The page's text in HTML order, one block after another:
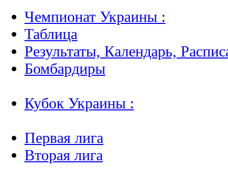
Чемпионат Украины :
Таблица
Результаты, Календарь,
Бомбардиры
Кубок Украины :
Первая лига
Вторая лига